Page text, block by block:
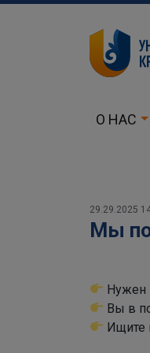
О НАС
29.29.2025
Мы
Нужен
Вы в
Ищите